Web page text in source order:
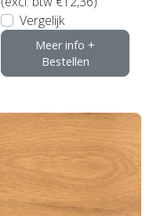
Vergelijk
Meer info +
Bestellen